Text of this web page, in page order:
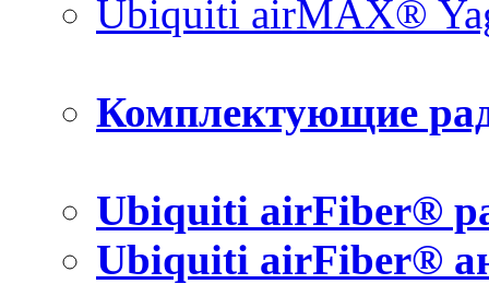
Ubiquiti airMAX®
Комплектующие
Ubiquiti airFiber®
Ubiquiti airFiber®